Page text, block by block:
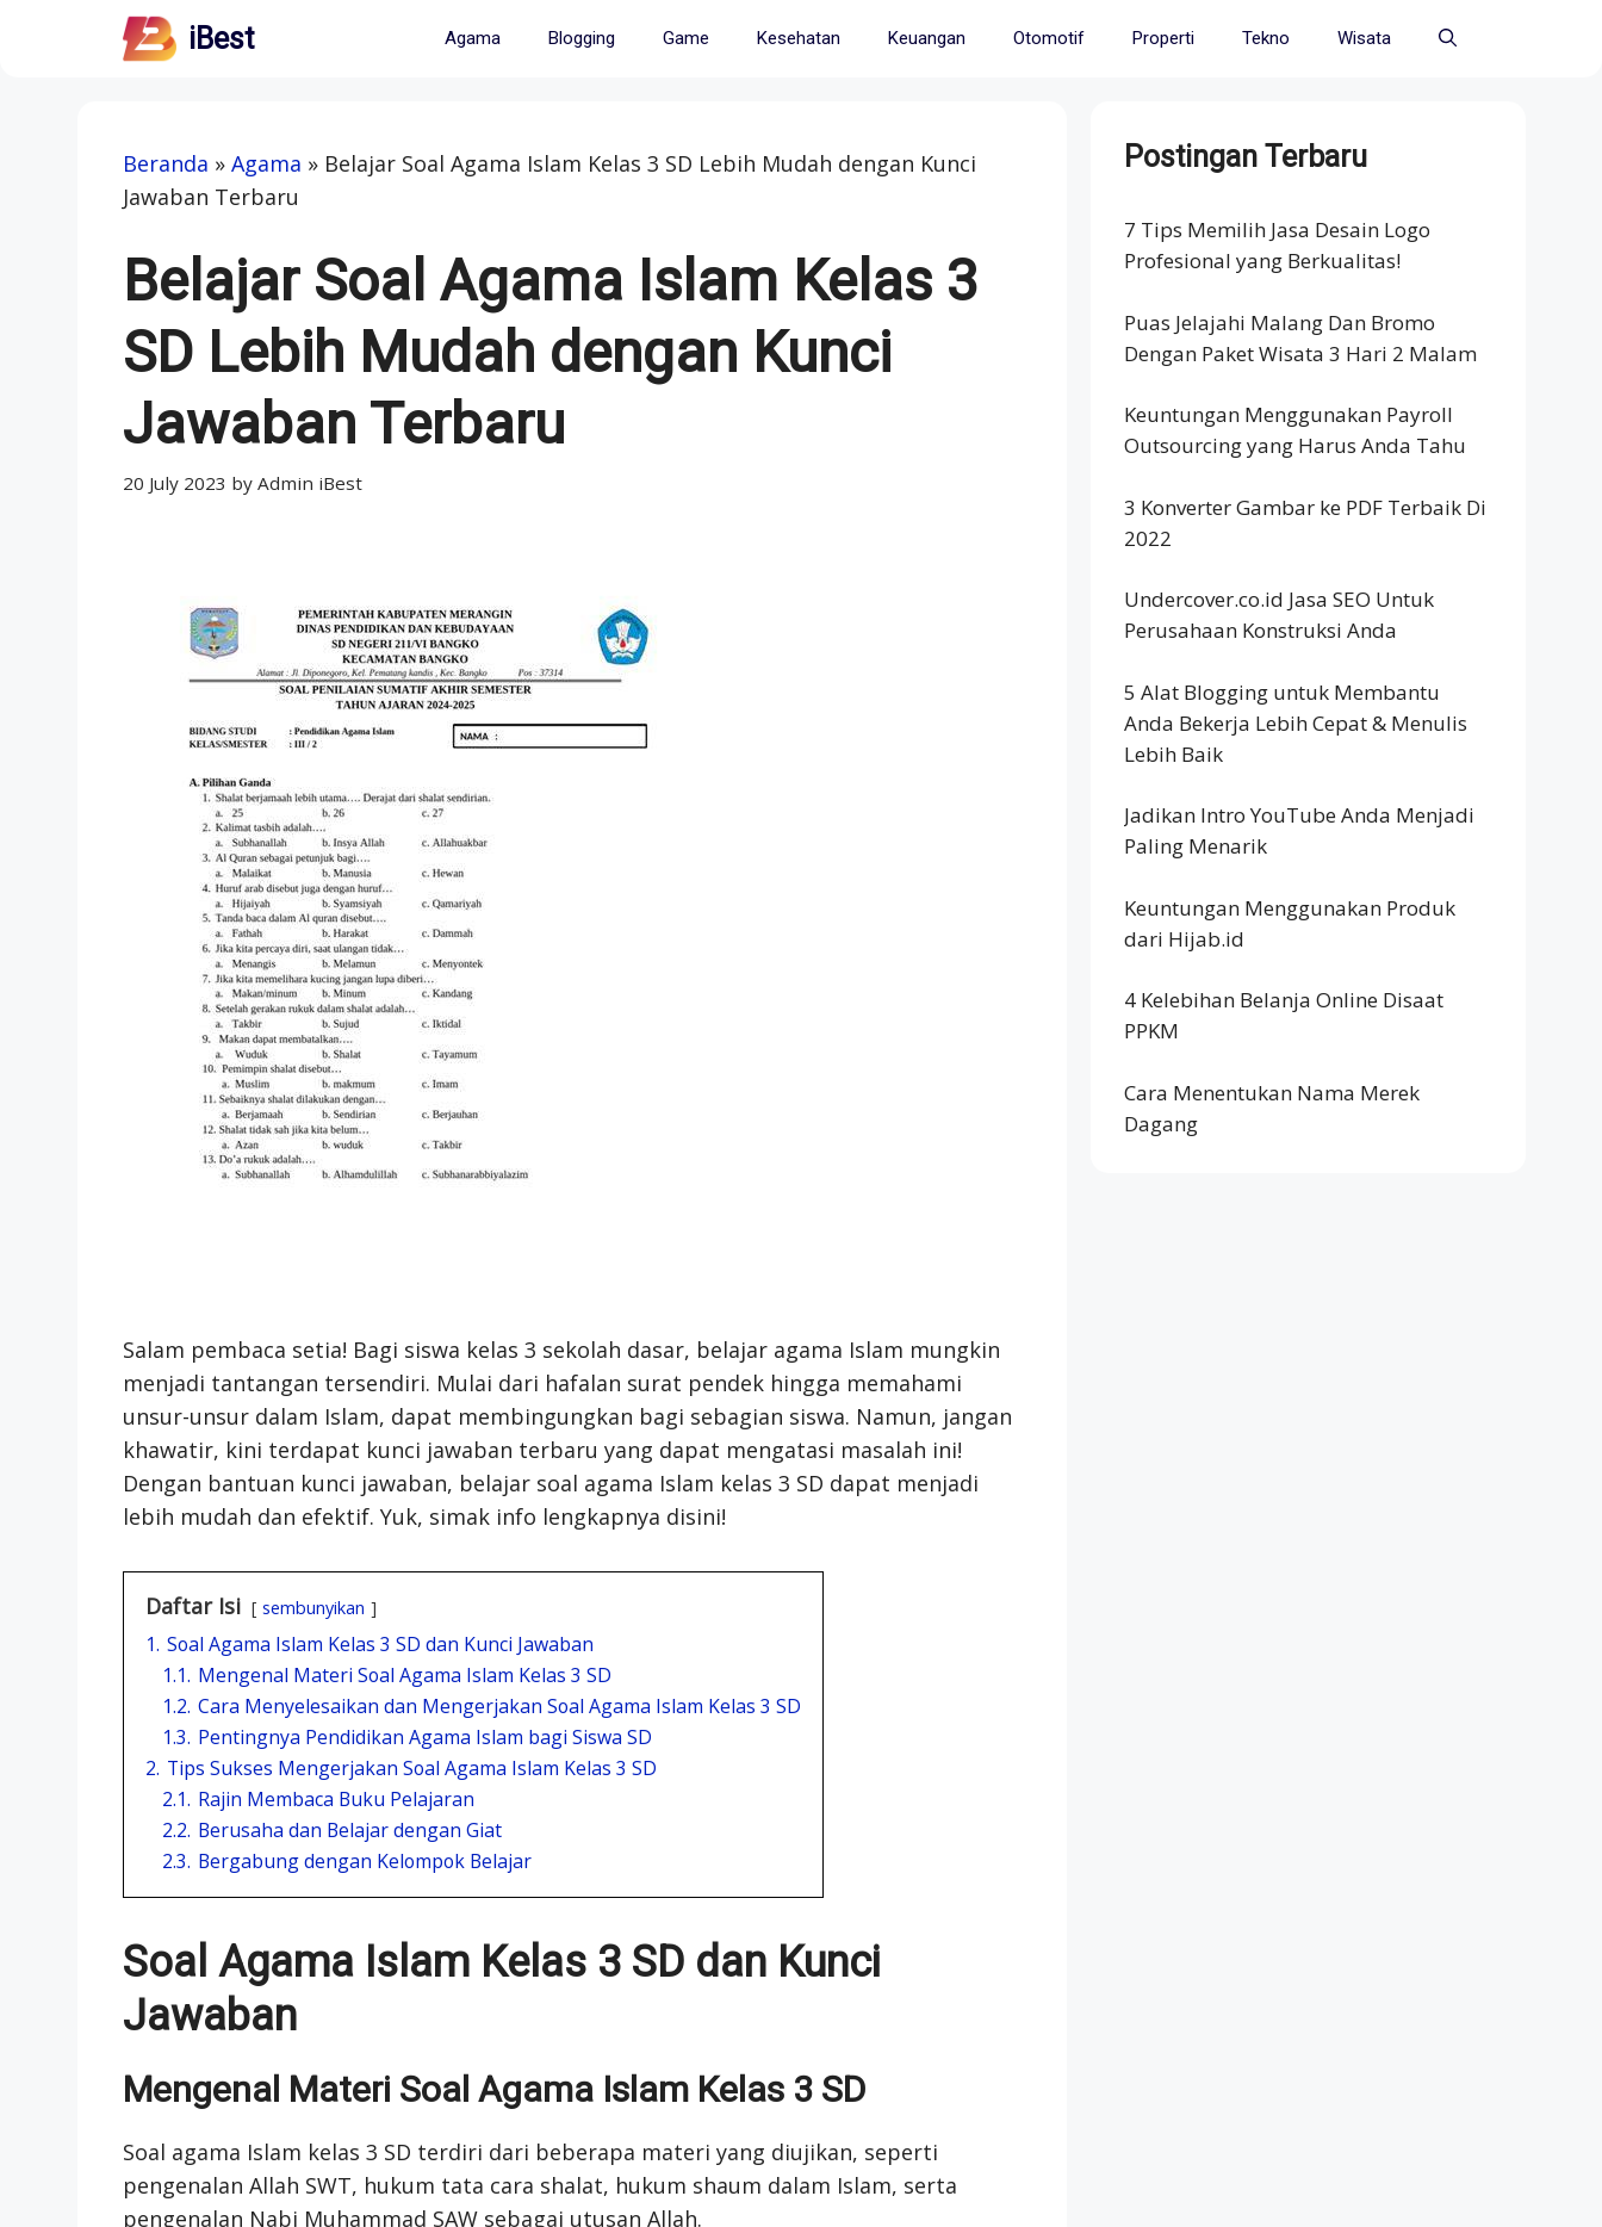
iBest Agama Blogging Game Kesehatan Keuangan Otomotif Properti Tekno Wisata
Beranda » Agama » Belajar Soal Agama Islam Kelas 3 SD Lebih Mudah dengan Kunci
Jawaban Terbaru
Belajar Soal Agama Islam Kelas 3
SD Lebih Mudah dengan Kunci
Jawaban Terbaru
20 July 2023 by Admin iBest
Salam pembaca setia! Bagi siswa kelas 3 sekolah dasar, belajar agama Islam mungkin
menjadi tantangan tersendiri. Mulai dari hafalan surat pendek hingga memahami
unsur-unsur dalam Islam, dapat membingungkan bagi sebagian siswa. Namun, jangan
khawatir, kini terdapat kunci jawaban terbaru yang dapat mengatasi masalah ini!
Dengan bantuan kunci jawaban, belajar soal agama Islam kelas 3 SD dapat menjadi
lebih mudah dan efektif. Yuk, simak info lengkapnya disini!
Daftar Isi sembunyikan
1. Soal Agama Islam Kelas 3 SD dan Kunci Jawaban
1.1. Mengenal Materi Soal Agama Islam Kelas 3 SD
1.2. Cara Menyelesaikan dan Mengerjakan Soal Agama Islam Kelas 3 SD
1.3. Pentingnya Pendidikan Agama Islam bagi Siswa SD
2. Tips Sukses Mengerjakan Soal Agama Islam Kelas 3 SD
2.1. Rajin Membaca Buku Pelajaran
2.2. Berusaha dan Belajar dengan Giat
2.3. Bergabung dengan Kelompok Belajar
Soal Agama Islam Kelas 3 SD dan Kunci
Jawaban
Mengenal Materi Soal Agama Islam Kelas 3 SD
Soal agama Islam kelas 3 SD terdiri dari beberapa materi yang diujikan, seperti
pengenalan Allah SWT, hukum tata cara shalat, hukum shaum dalam Islam, serta
pengenalan Nabi Muhammad SAW sebagai utusan Allah.
Postingan Terbaru
7 Tips Memilih Jasa Desain Logo
Profesional yang Berkualitas!
Puas Jelajahi Malang Dan Bromo
Dengan Paket Wisata 3 Hari 2 Malam
Keuntungan Menggunakan Payroll
Outsourcing yang Harus Anda Tahu
3 Konverter Gambar ke PDF Terbaik Di
2022
Undercover.co.id Jasa SEO Untuk
Perusahaan Konstruksi Anda
5 Alat Blogging untuk Membantu
Anda Bekerja Lebih Cepat & Menulis
Lebih Baik
Jadikan Intro YouTube Anda Menjadi
Paling Menarik
Keuntungan Menggunakan Produk
dari Hijab.id
4 Kelebihan Belanja Online Disaat
PPKM
Cara Menentukan Nama Merek
Dagang